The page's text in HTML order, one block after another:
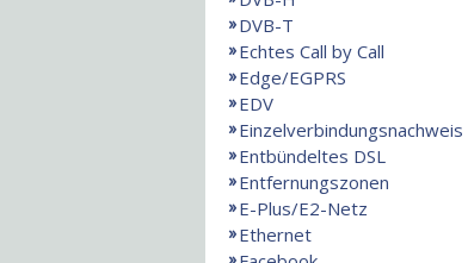
DVB-T
Echtes Call by Call
Edge/EGPRS
EDV
Einzelverbindungsnachweis
Entbündeltes DSL
Entfernungszonen
E-Plus/E2-Netz
Ethernet